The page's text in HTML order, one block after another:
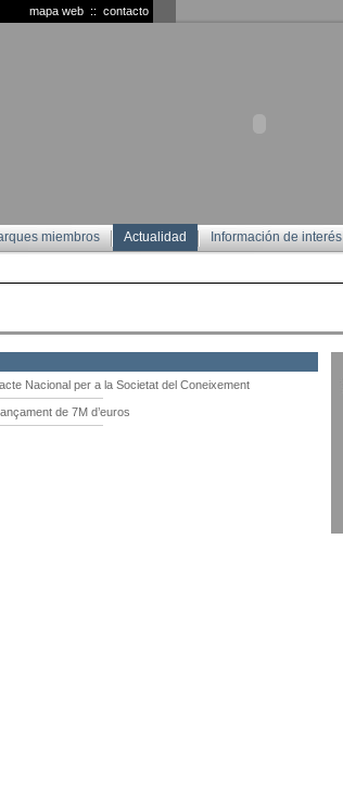
contacto
::
mapa web
Información de interés
Actualidad
miembros
Nacional per a la Societat del Coneixement
de 7M d’euros